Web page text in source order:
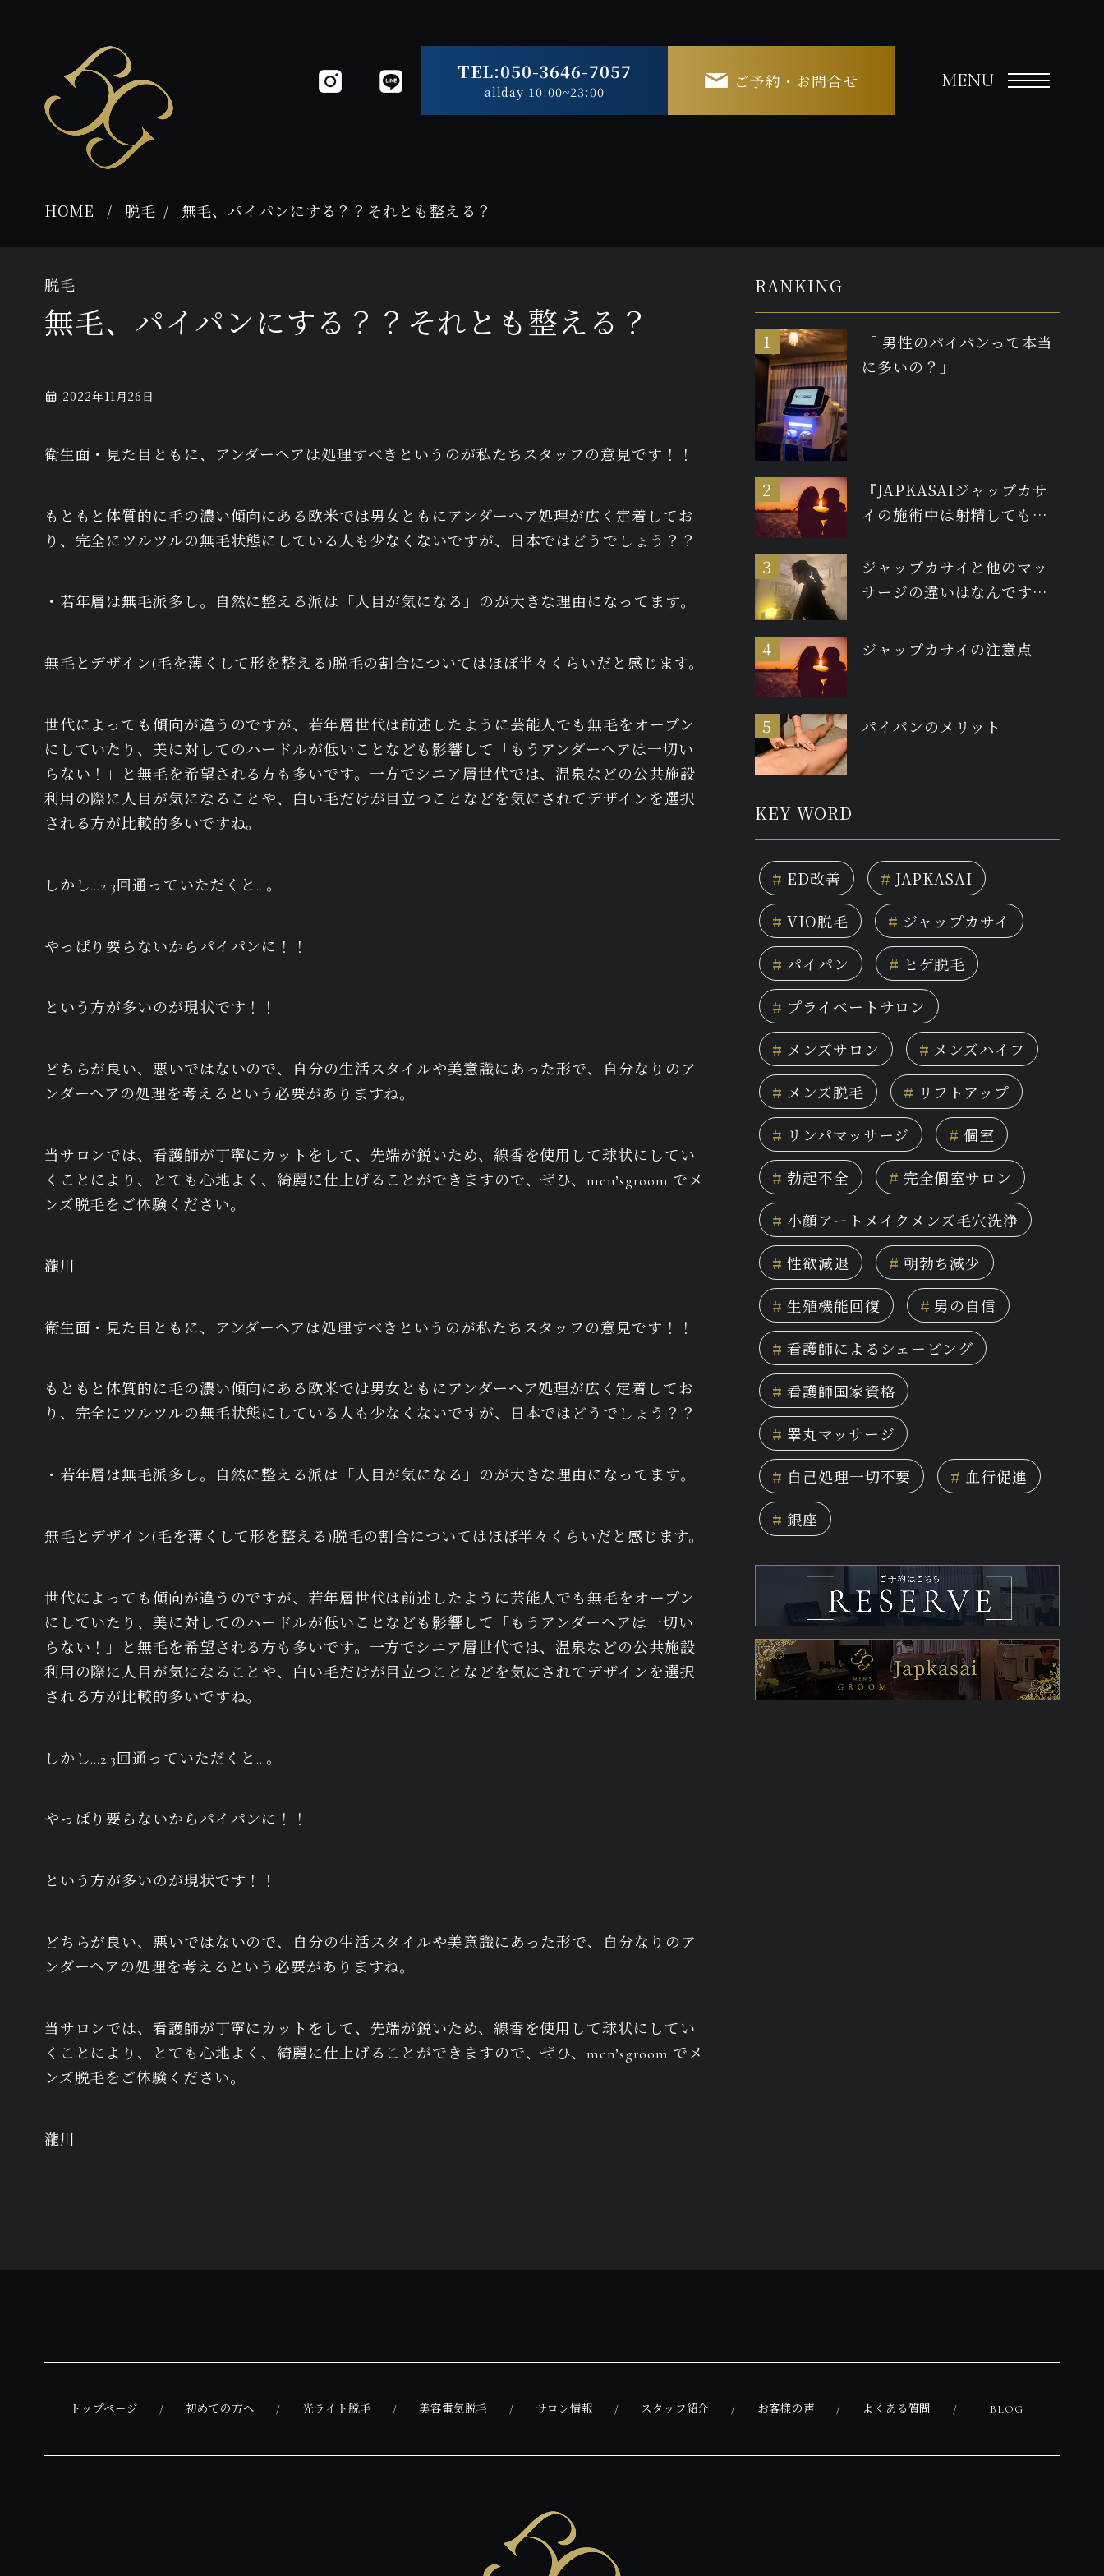
TEL:050-3646-7057
allday 10:00~23:00
ご予約・お問合せ MENU
HOME 脱毛 無毛、パイパンにする？？それとも整える？
脱毛
無毛、パイパンにする？？それとも整える？
2022年11月26日
衛生面・見た目ともに、アンダーヘアは処理すべきというのが私たちスタッフの意見です！！
もともと体質的に毛の濃い傾向にある欧米では男女ともにアンダーヘア処理が広く定着してお
り、完全にツルツルの無毛状態にしている人も少なくないですが、日本ではどうでしょう？？
・若年層は無毛派多し。自然に整える派は「人目が気になる」のが大きな理由になってます。
無毛とデザイン(毛を薄くして形を整える)脱毛の割合についてはほぼ半々くらいだと感じます。
世代によっても傾向が違うのですが、若年層世代は前述したように芸能人でも無毛をオープン
にしていたり、美に対してのハードルが低いことなども影響して「もうアンダーヘアは一切い
らない！」と無毛を希望される方も多いです。一方でシニア層世代では、温泉などの公共施設
利用の際に人目が気になることや、白い毛だけが目立つことなどを気にされてデザインを選択
される方が比較的多いですね。
しかし…2.3回通っていただくと…。
やっぱり要らないからパイパンに！！
という方が多いのが現状です！！
どちらが良い、悪いではないので、自分の生活スタイルや美意識にあった形で、自分なりのア
ンダーヘアの処理を考えるという必要がありますね。
当サロンでは、看護師が丁寧にカットをして、先端が鋭いため、線香を使用して球状にしてい
くことにより、とても心地よく、綺麗に仕上げることができますので、ぜひ、men’sgroom でメ
ンズ脱毛をご体験ください。
瀧川
衛生面・見た目ともに、アンダーヘアは処理すべきというのが私たちスタッフの意見です！！
もともと体質的に毛の濃い傾向にある欧米では男女ともにアンダーヘア処理が広く定着してお
り、完全にツルツルの無毛状態にしている人も少なくないですが、日本ではどうでしょう？？
・若年層は無毛派多し。自然に整える派は「人目が気になる」のが大きな理由になってます。
無毛とデザイン(毛を薄くして形を整える)脱毛の割合についてはほぼ半々くらいだと感じます。
世代によっても傾向が違うのですが、若年層世代は前述したように芸能人でも無毛をオープン
にしていたり、美に対してのハードルが低いことなども影響して「もうアンダーヘアは一切い
らない！」と無毛を希望される方も多いです。一方でシニア層世代では、温泉などの公共施設
利用の際に人目が気になることや、白い毛だけが目立つことなどを気にされてデザインを選択
される方が比較的多いですね。
しかし…2.3回通っていただくと…。
やっぱり要らないからパイパンに！！
という方が多いのが現状です！！
どちらが良い、悪いではないので、自分の生活スタイルや美意識にあった形で、自分なりのア
ンダーヘアの処理を考えるという必要がありますね。
当サロンでは、看護師が丁寧にカットをして、先端が鋭いため、線香を使用して球状にしてい
くことにより、とても心地よく、綺麗に仕上げることができますので、ぜひ、men’sgroom でメ
ンズ脱毛をご体験ください。
瀧川
RANKING
「 男性のパイパンって本当
に多いの？」
『JAPKASAIジャップカサ
イの施術中は射精しても大
ジャップカサイと他のマッ
サージの違いはなんです
ジャップカサイの注意点
パイパンのメリット
KEY WORD
# ED改善 # JAPKASAI
# VIO脱毛 # ジャップカサイ
# パイパン # ヒゲ脱毛
# プライベートサロン
# メンズサロン # メンズハイフ
# メンズ脱毛 # リフトアップ
# リンパマッサージ # 個室
# 勃起不全 # 完全個室サロン
# 小顔アートメイクメンズ毛穴洗浄
# 性欲減退 # 朝勃ち減少
# 生殖機能回復 # 男の自信
# 看護師によるシェービング
# 看護師国家資格
# 睾丸マッサージ
# 自己処理一切不要 # 血行促進
# 銀座
トップページ 初めての方へ 光ライト脱毛 美容電気脱毛 サロン情報 スタッフ紹介 お客様の声 よくある質問 BLOG